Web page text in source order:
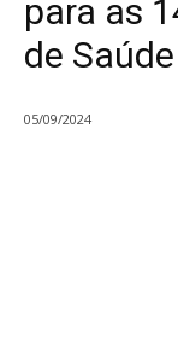
para as
de
05/09/2024